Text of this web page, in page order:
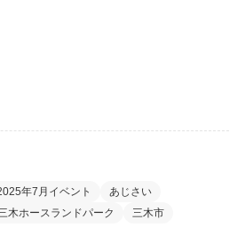
年7月イベント
あじさい
木ホースランドパーク
三木市